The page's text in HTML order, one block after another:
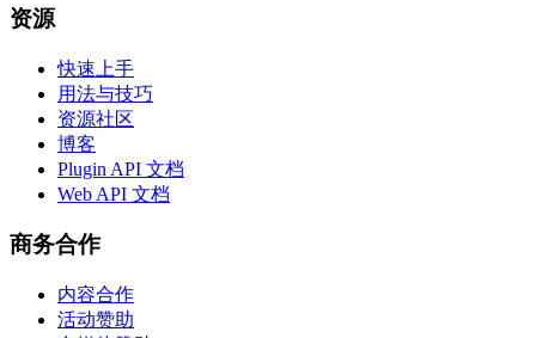
资源
快速上手
用法与技巧
资源社区
博客
Plugin API 文档
Web API 文档
商务合作
内容合作
活动赞助